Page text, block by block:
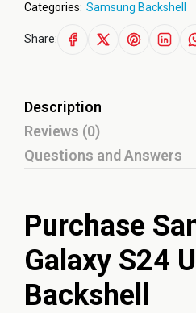
Categories: Samsung Backshell
Share:
Description
Reviews (0)
Questions and Answers
Purchase
Galaxy S24
Backshell